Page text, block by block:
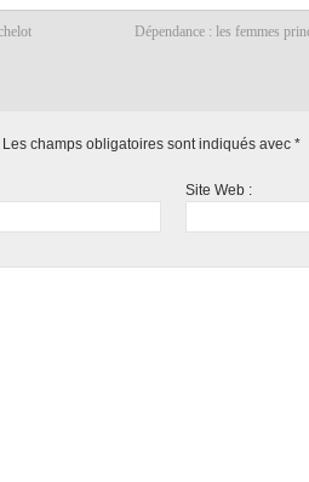
Dépendance : les femmes
Les champs obligatoires sont indiqués avec *
Site Web :